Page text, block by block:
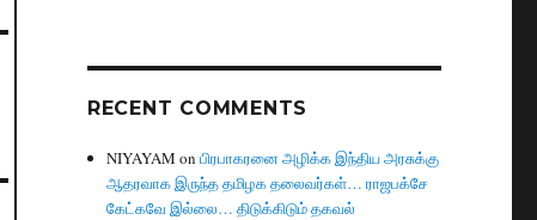
RECENT COMMENTS
NIYAYAM onபிரபாகரனை அழிக்க இந்திய அரசுக்கு
ஆதரவாக இருந்த தமிழக தலைவர்கள்… ராஜபக்சே
கேட்கவே இல்லை… திடுக்கிடும் தகவல்